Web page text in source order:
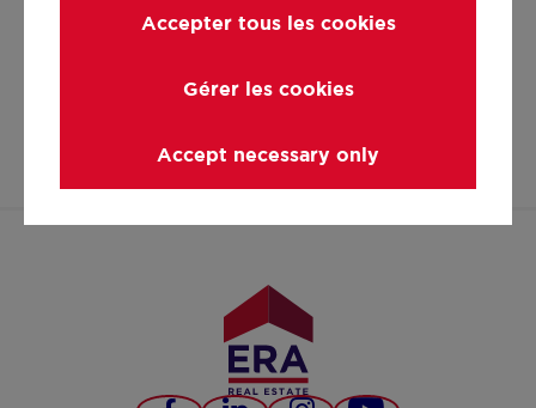
+32 81 84 21 21
cl%C3%A9/
Accepter tous les cookies
Gérer les cookies
Accept necessary only